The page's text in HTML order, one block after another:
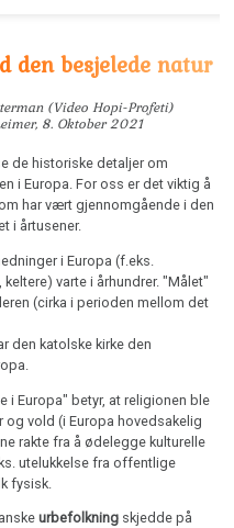
den besjelede natur
(Video Hopi-Profeti)
8. Oktober 2021
de historiske detaljer om
i Europa. For oss er det viktig å
har vært gjennomgående i den
i årtusener.
i Europa (f.eks.
varte i århundrer. "Målet"
(cirka i perioden mellom det
den katolske kirke den
i Europa" betyr, at religionen ble
og vold (i Europa hovedsakelig
rakte fra å ødelegge kulturelle
utelukkelse fra offentlige
fysisk.
urbefolkning skjedde på